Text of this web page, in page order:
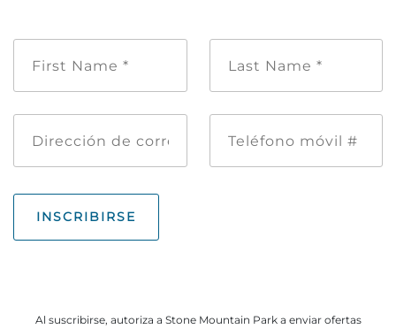
móvil
INSCRIBIRSE
Al suscribirse, autoriza a Stone Mountain Park a enviar ofertas